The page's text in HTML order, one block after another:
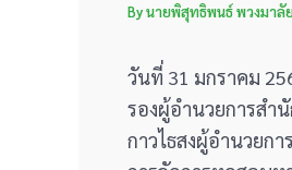
Byนายพิสุทธิพนธ์ พวงมาลั
วันที่ 31 มกราคม
รองผู้อำนวยการสำ
กาวไธสงผู้อำนวยก